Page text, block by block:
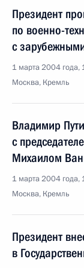
Президент
по военно-
с
1 марта 2004 года,
Москва, Кремль
Владимир
с
Михаилом
1 марта 2004 года,
Москва, Кремль
Президент
в